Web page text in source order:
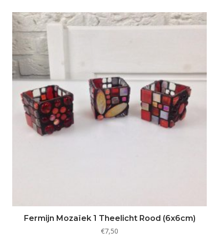
Fermijn Mozaïek 1 Theelicht Rood (6x6cm)
€7,50